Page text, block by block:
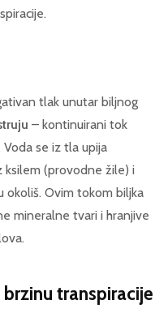
tlak unutar biljnog
– kontinuirani tok
se iz tla upija
ksilem (provodne žile) i
okoliš. Ovim tokom biljka
mineralne tvari i hranjive
transpiracije